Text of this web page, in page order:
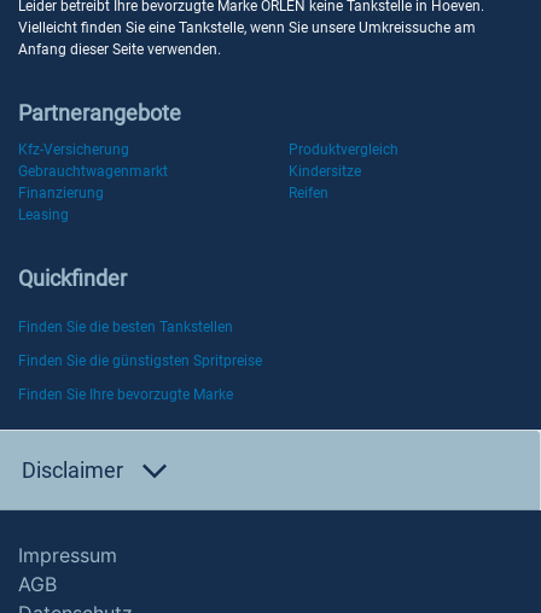
Leider betreibt Ihre bevorzugte Marke ORLEN keine Tankstelle in Hoeven.
Vielleicht finden Sie eine Tankstelle, wenn Sie unsere Umkreissuche am
Anfang dieser Seite verwenden.
Partnerangebote
Kfz-Versicherung
Produktvergleich
Gebrauchtwagenmarkt
Kindersitze
Finanzierung
Reifen
Leasing
Quickfinder
Finden Sie die besten Tankstellen
Finden Sie die günstigsten Spritpreise
Finden Sie Ihre bevorzugte Marke
Disclaimer
Impressum
AGB